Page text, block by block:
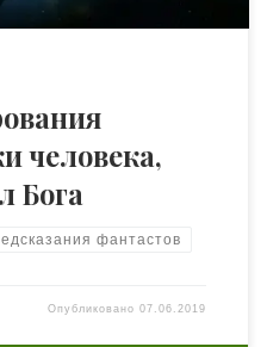
человека,
Бога
фантастов
Опубликовано07.06.2019